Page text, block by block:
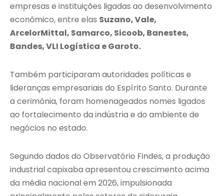
empresas e instituições ligadas ao desenvolvimento
econômico, entre elas Suzano, Vale,
ArcelorMittal, Samarco, Sicoob, Banestes,
Bandes, VLI Logística e Garoto.
Também participaram autoridades políticas e
lideranças empresariais do Espírito Santo. Durante
a cerimônia, foram homenageados nomes ligados
ao fortalecimento da indústria e do ambiente de
negócios no estado.
Segundo dados do Observatório Findes, a produção
industrial capixaba apresentou crescimento acima
da média nacional em 2026, impulsionada